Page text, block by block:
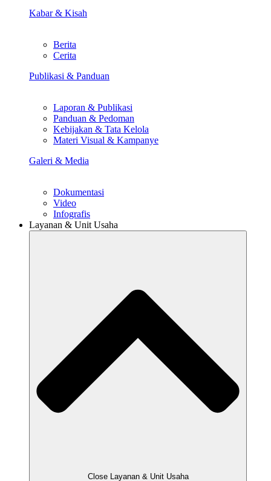
Kabar & Kisah
Berita
Cerita
Publikasi & Panduan
Laporan & Publikasi
Panduan & Pedoman
Kebijakan & Tata Kelola
Materi Visual & Kampanye
Galeri & Media
Dokumentasi
Video
Infografis
Layanan & Unit Usaha
Close Layanan & Unit Usaha